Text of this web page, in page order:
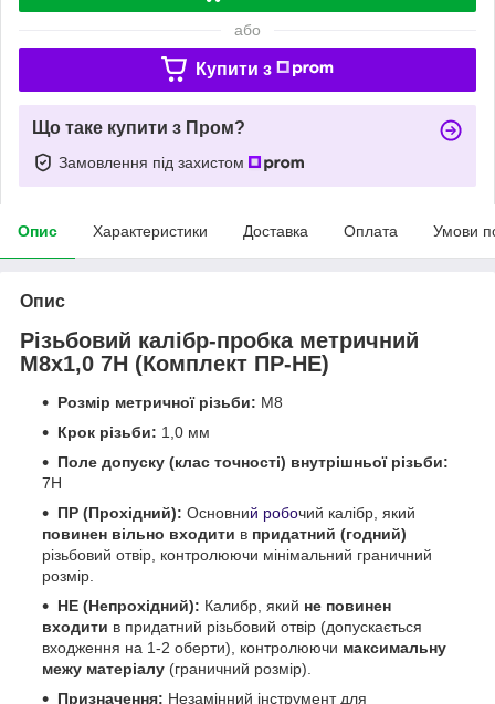
або
Купити з
Що таке купити з Пром?
Замовлення під захистом
Опис Характеристики Доставка Оплата Умови
Опис
Різьбовий калібр-пробка метричний
М8х1,0 7H (Комплект ПР-НЕ)
Розмір метричної різьби: М8
Крок різьби: 1,0 мм
Поле допуску (клас точності) внутрішньої різьби:
7H
ПР (Прохідний): Основний робочий калібр, який
повинен вільно входити в придатний (годний)
різьбовий отвір, контролюючи мінімальний граничний
розмір.
НЕ (Непрохідний): Калибр, який не повинен
входити в придатний різьбовий отвір (допускається
входження на 1-2 оберти), контролюючи максимальну
межу матеріалу (граничний розмір).
Призначення: Незамінний інструмент для